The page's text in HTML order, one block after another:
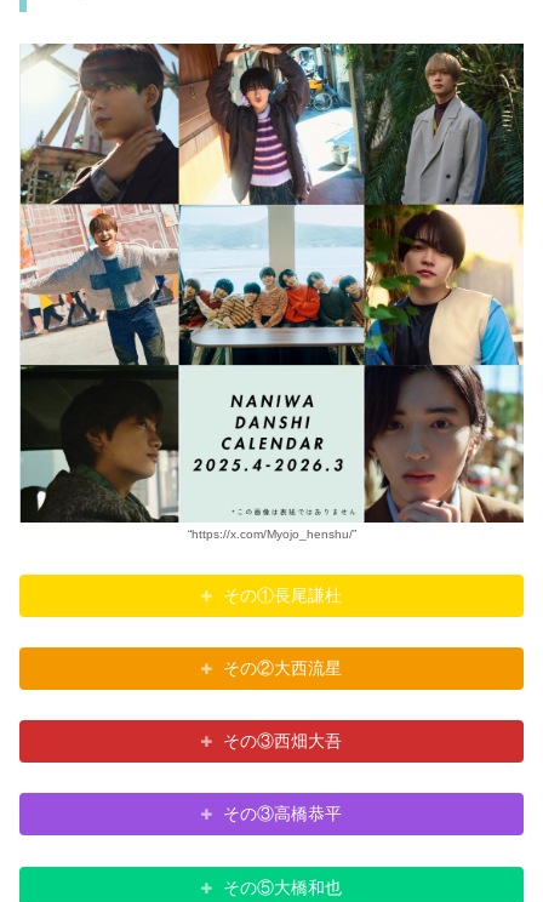
“https://x.com/Myojo_henshu/”
その①長尾謙杜
その②大西流星
その③西畑大吾
その③高橋恭平
その⑤大橋和也